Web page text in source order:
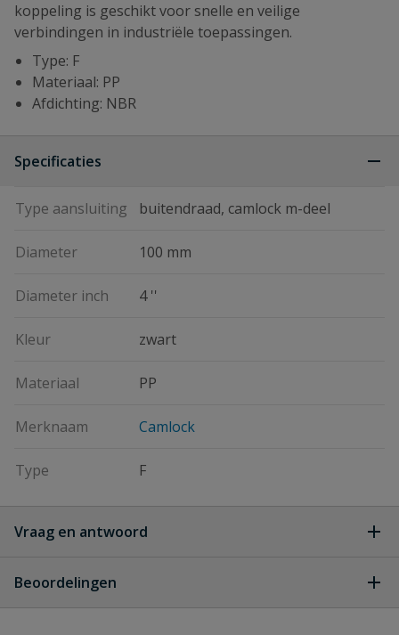
koppeling is geschikt voor snelle en veilige
verbindingen in industriële toepassingen.
Type: F
Materiaal: PP
Afdichting: NBR
Specificaties
Type aansluiting buitendraad, camlock m-deel
Diameter 100 mm
Diameter inch 4 ''
Kleur zwart
Materiaal PP
Merknaam Camlock
Type F
Vraag en antwoord
Beoordelingen